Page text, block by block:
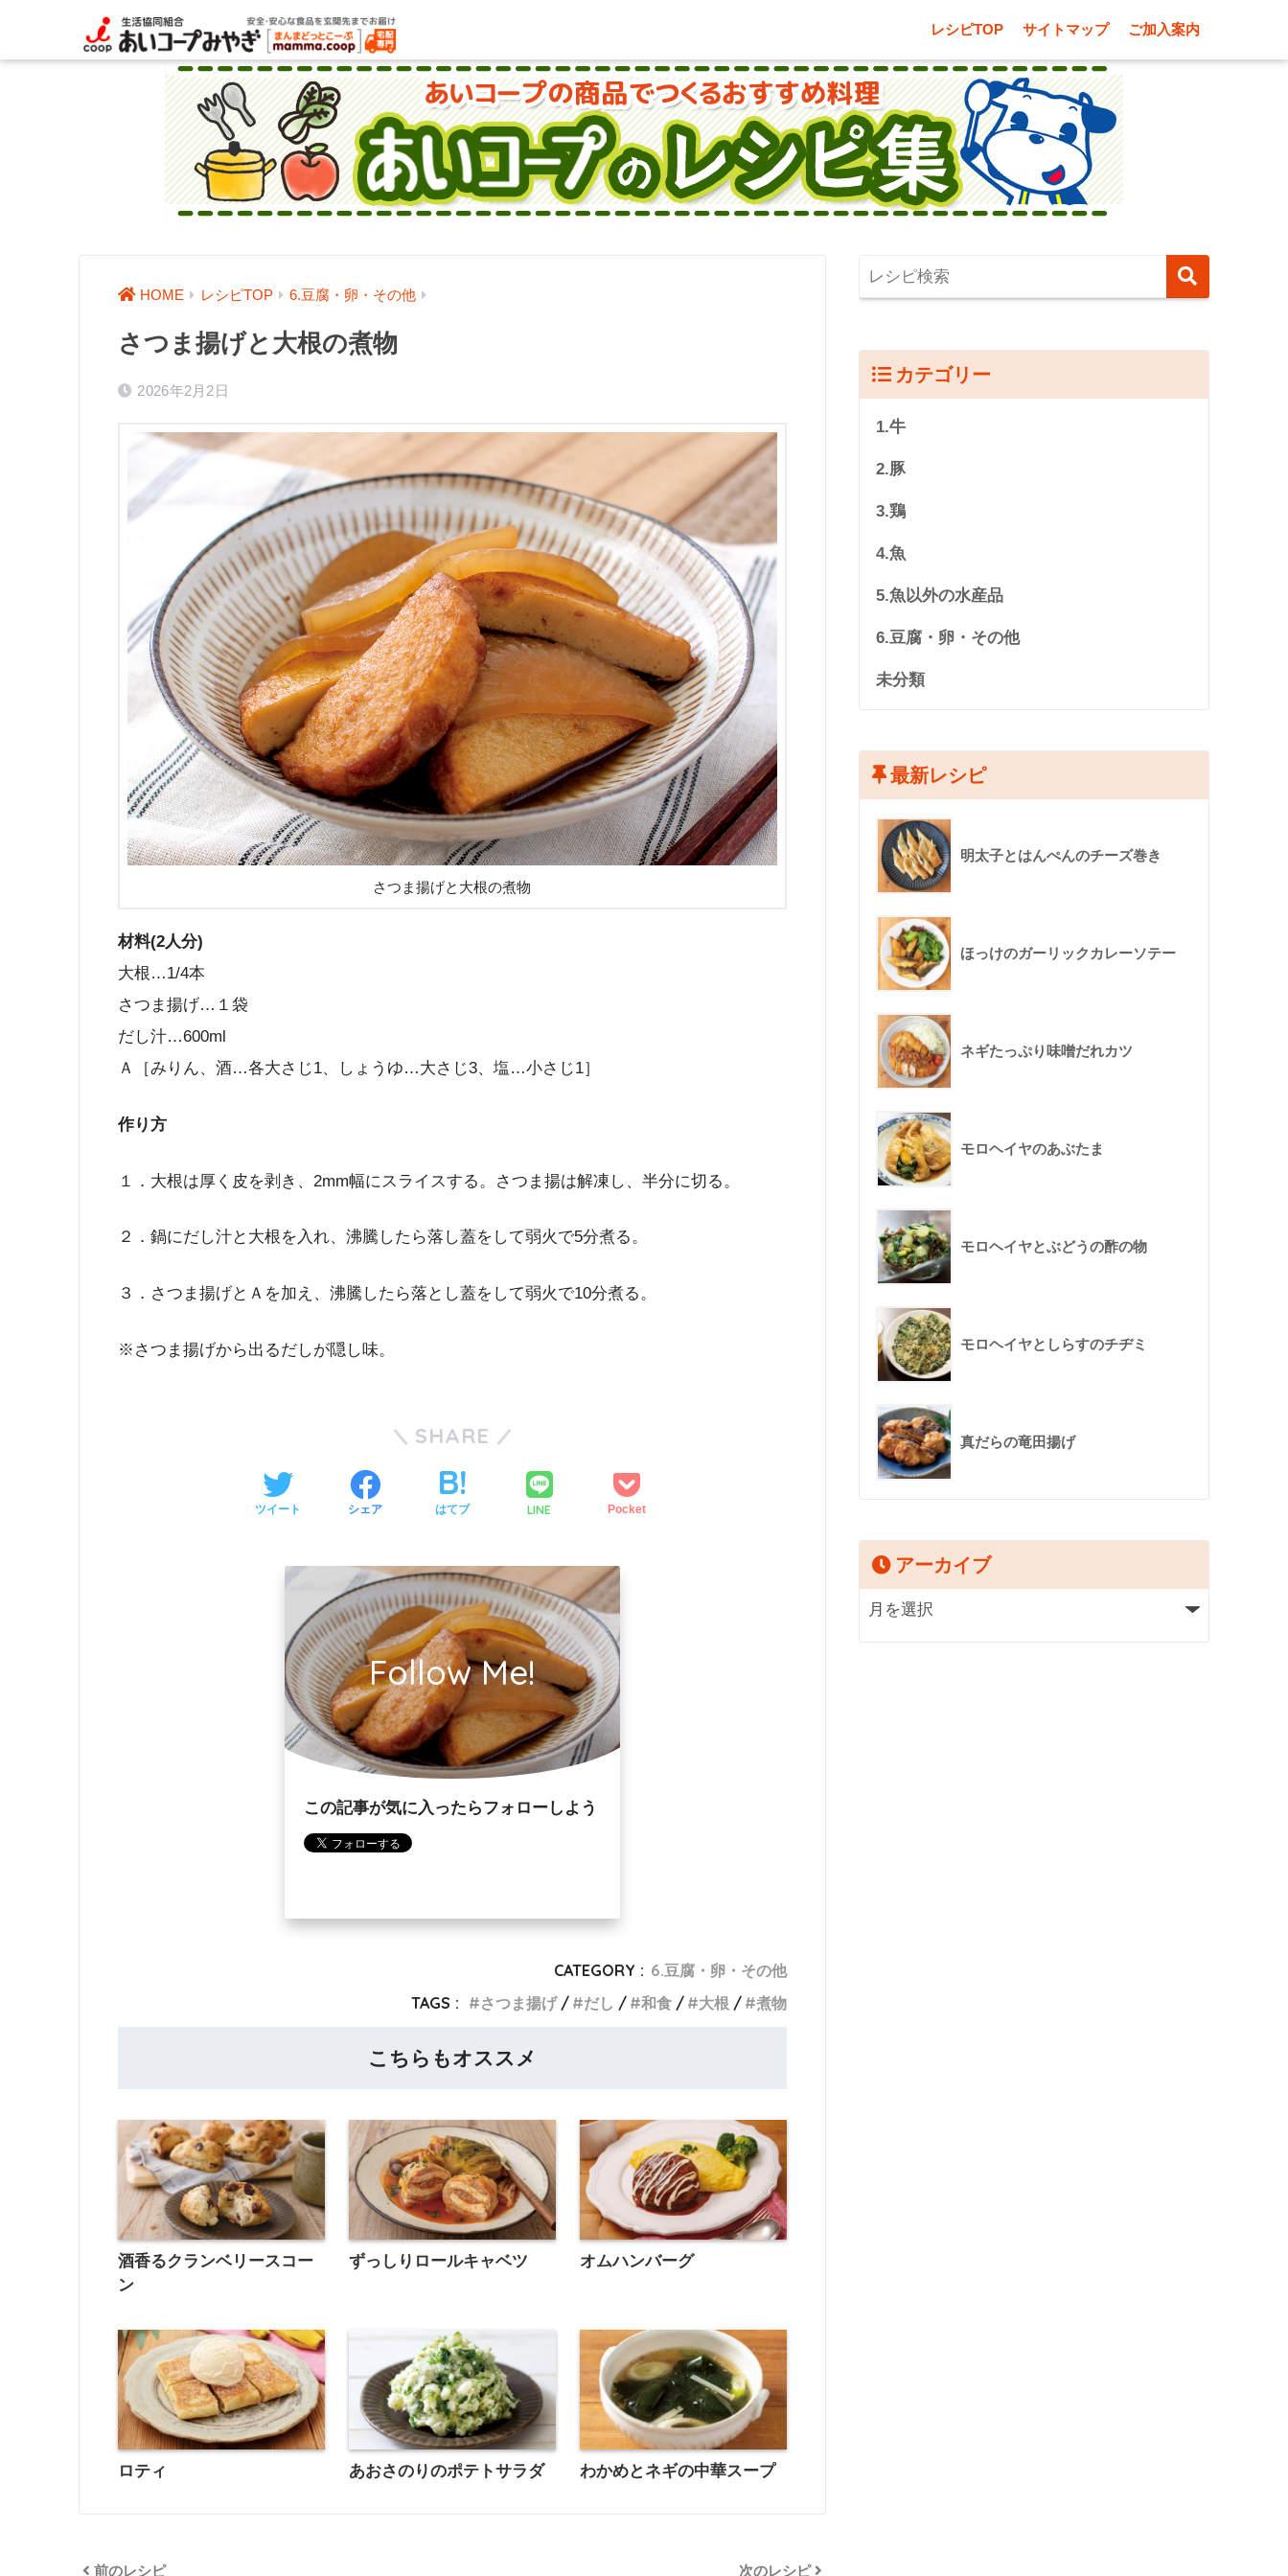
レシピTOP サイトマップ ご加入案内
HOME レシピTOP 6.豆腐・卵・その他
さつま揚げと大根の煮物
2026年2月2日
さつま揚げと大根の煮物
材料(2人分)
大根…1/4本
さつま揚げ…１袋
だし汁…600ml
Ａ［みりん、酒…各大さじ1、しょうゆ…大さじ3、塩…小さじ1］
作り方
１．大根は厚く皮を剥き、2mm幅にスライスする。さつま揚は解凍し、半分に切る。
２．鍋にだし汁と大根を入れ、沸騰したら落し蓋をして弱火で5分煮る。
３．さつま揚げとＡを加え、沸騰したら落とし蓋をして弱火で10分煮る。
※さつま揚げから出るだしが隠し味。
SHARE
ツイート シェア はてブ LINE Pocket
Follow Me!
この記事が気に入ったらフォローしよう
CATEGORY : 6.豆腐・卵・その他
TAGS :
さつま揚げ だし 和食 大根 煮物
こちらもオススメ
酒香るクランベリースコー
ン
ずっしりロールキャベツ オムハンバーグ
ロティ あおさのりのポテトサラダ わかめとネギの中華スープ
前のレシピ 次のレシピ
カテゴリー
1.牛
2.豚
3.鶏
4.魚
5.魚以外の水産品
6.豆腐・卵・その他
未分類
最新レシピ
明太子とはんぺんのチーズ巻き
ほっけのガーリックカレーソテー
ネギたっぷり味噌だれカツ
モロヘイヤのあぶたま
モロヘイヤとぶどうの酢の物
モロヘイヤとしらすのチヂミ
真だらの竜田揚げ
アーカイブ